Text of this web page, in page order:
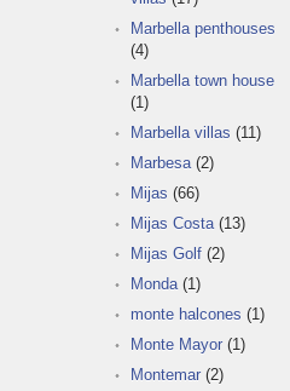
Marbella penthouses
(4)
Marbella town house
(1)
Marbella villas (11)
Marbesa (2)
Mijas (66)
Mijas Costa (13)
Mijas Golf (2)
Monda (1)
monte halcones (1)
Monte Mayor (1)
Montemar (2)